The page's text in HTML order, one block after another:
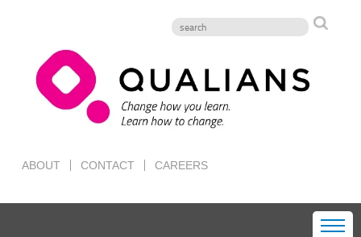
ABOUT CONTACT CAREERS